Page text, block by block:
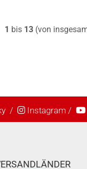
1 bis 13 (von
/ Instagram /